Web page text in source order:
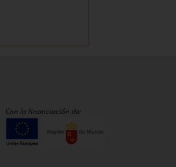
Con la financiación de: